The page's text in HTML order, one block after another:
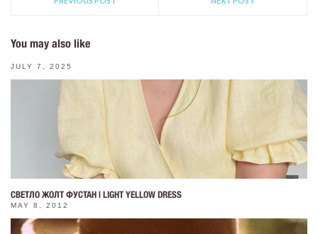
You may also like
JULY 7, 2025
СВЕТЛО ЖОЛТ ФУСТАН | LIGHT YELLOW DRESS
MAY 8, 2012